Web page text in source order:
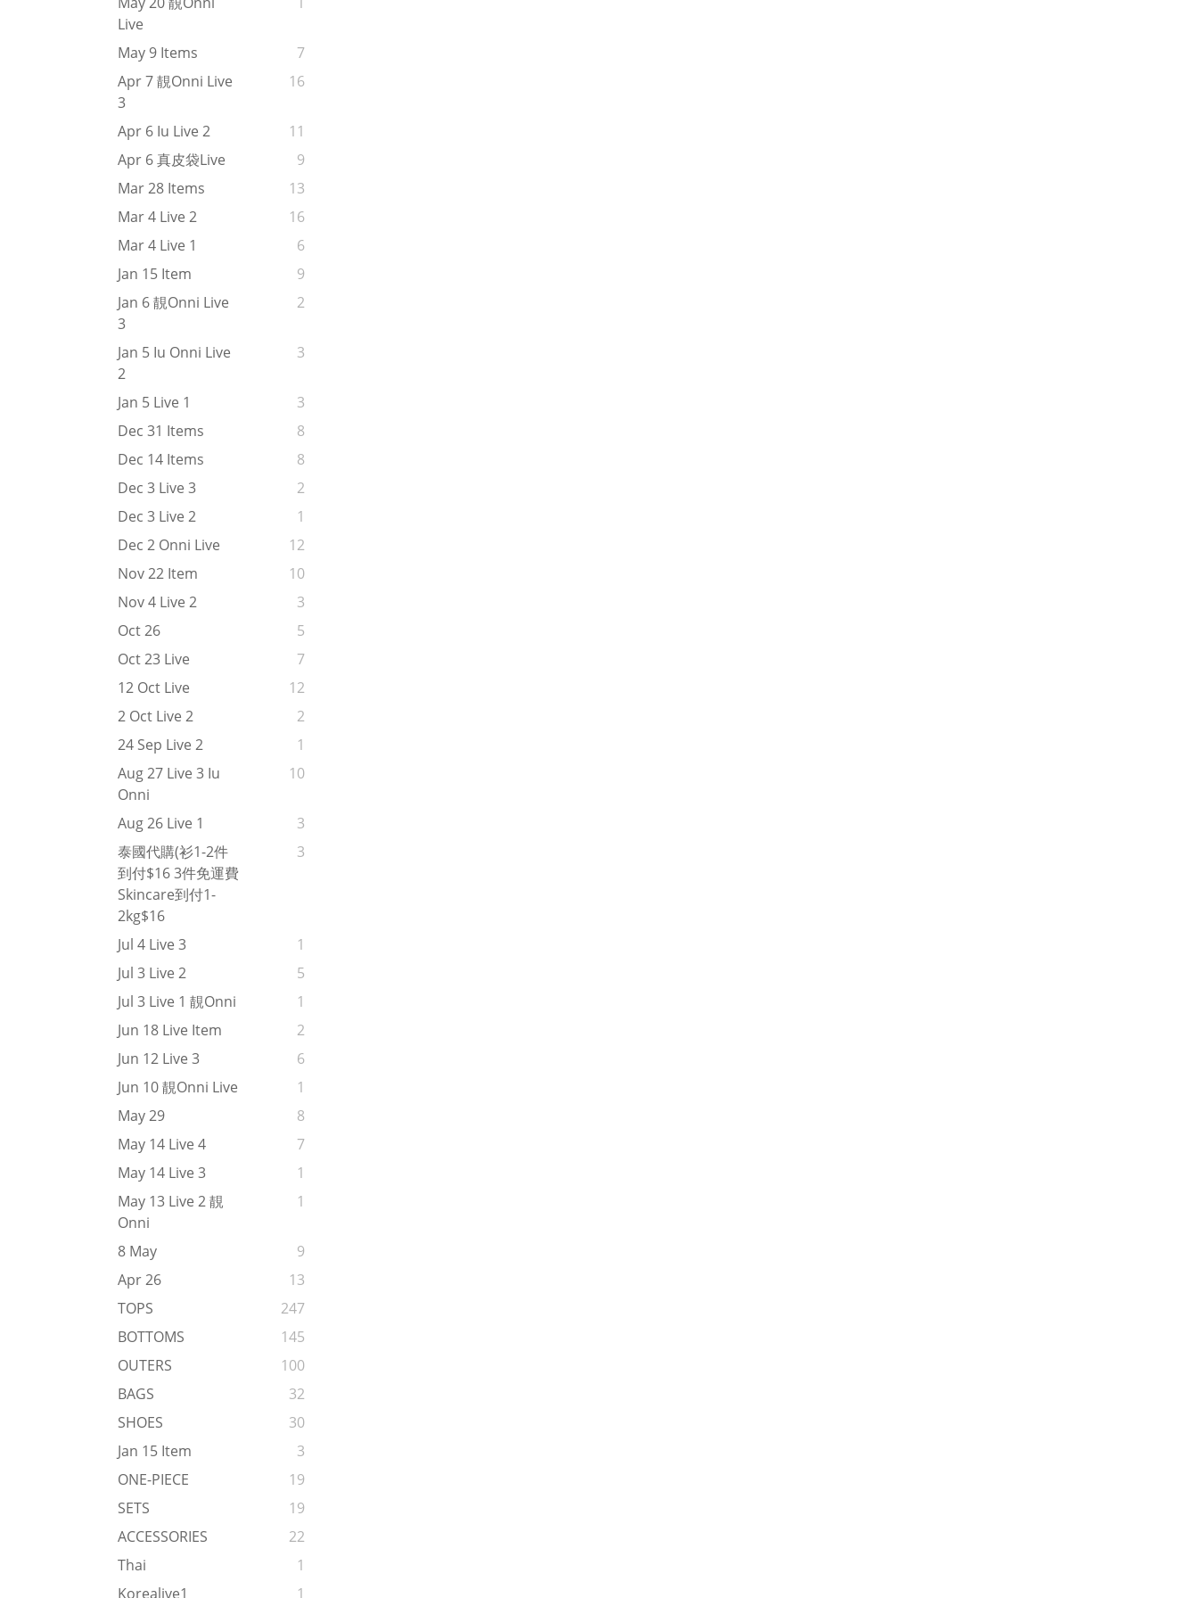
Live
May 9 Items
7
Apr 7 靚onni Live
3
16
Apr 6 Iu Live 2
11
Apr 6 真皮袋live
9
Mar 28 Items
13
Mar 4 Live 2
16
Mar 4 Live 1
6
Jan 15 Item
9
Jan 6 靚onni Live
3
2
Jan 5 Iu Onni Live
2
3
Jan 5 Live 1
3
Dec 31 Items
8
Dec 14 Items
8
Dec 3 Live 3
2
Dec 3 Live 2
1
Dec 2 Onni Live
12
Nov 22 Item
10
Nov 4 Live 2
3
Oct 26
5
Oct 23 Live
7
12 Oct Live
12
2 Oct Live 2
2
24 Sep Live 2
1
Aug 27 Live 3 Iu
Onni
10
Aug 26 Live 1
3
泰國代購(衫1-2件
到付$16 3件免運費
Skincare到付1-
2kg$16
3
Jul 4 Live 3
1
Jul 3 Live 2
5
Jul 3 Live 1 靚onni
1
Jun 18 Live Item
2
Jun 12 Live 3
6
Jun 10 靚onni Live
1
May 29
8
May 14 Live 4
7
May 14 Live 3
1
May 13 Live 2 靚
Onni
1
8 May
9
Apr 26
13
TOPS
247
BOTTOMS
145
OUTERS
100
BAGS
32
SHOES
30
Jan 15 Item
3
ONE-PIECE
19
SETS
19
ACCESSORIES
22
Thai
1
Korealive1
1